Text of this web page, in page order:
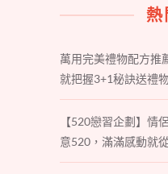
熱
萬用完美禮物配方推
就把握3+1秘訣送禮
【520戀習企劃】情
意520，滿滿感動就